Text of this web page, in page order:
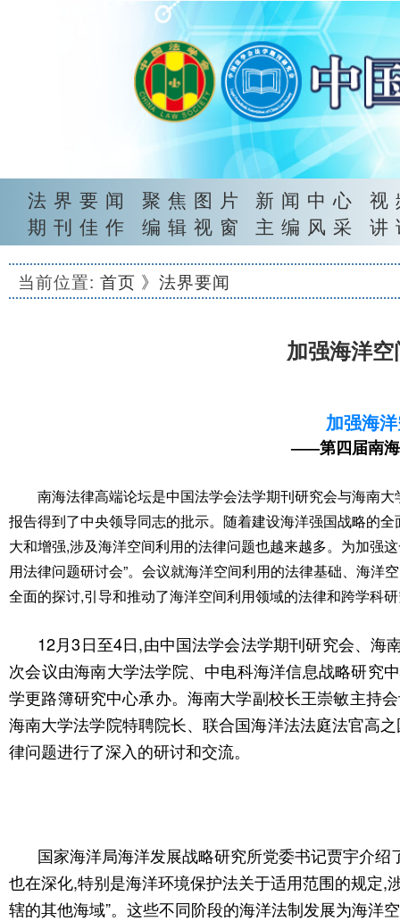
法界要闻 聚焦图片 新闻中心
期刊佳作
编辑视窗 主编风采
当前位置: 首页 》法界要闻
加强海洋
加强海
——第四届南
南海法律高端论坛是中国法学会法学期刊研究会与海南
报告得到了中央领导同志的批示。随着建设海洋强国战略的
大和增强,涉及海洋空间利用的法律问题也越来越多。为加强
用法律问题研讨会”。会议就海洋空间利用的法律基础、海
全面的探讨,引导和推动了海洋空间利用领域的法律和跨学科
12月3日至4日,由中国法学会法学期刊研究会、海
次会议由海南大学法学院、中电科海洋信息战略研究
学更路簿研究中心承办。海南大学副校长王崇敏主持
海南大学法学院特聘院长、联合国海洋法法庭法官高
律问题进行了深入的研讨和交流。
国家海洋局海洋发展战略研究所党委书记贾宇介
也在深化,特别是海洋环境保护法关于适用范围的规定,
辖的其他海域”。这些不同阶段的海洋法制发展为海洋